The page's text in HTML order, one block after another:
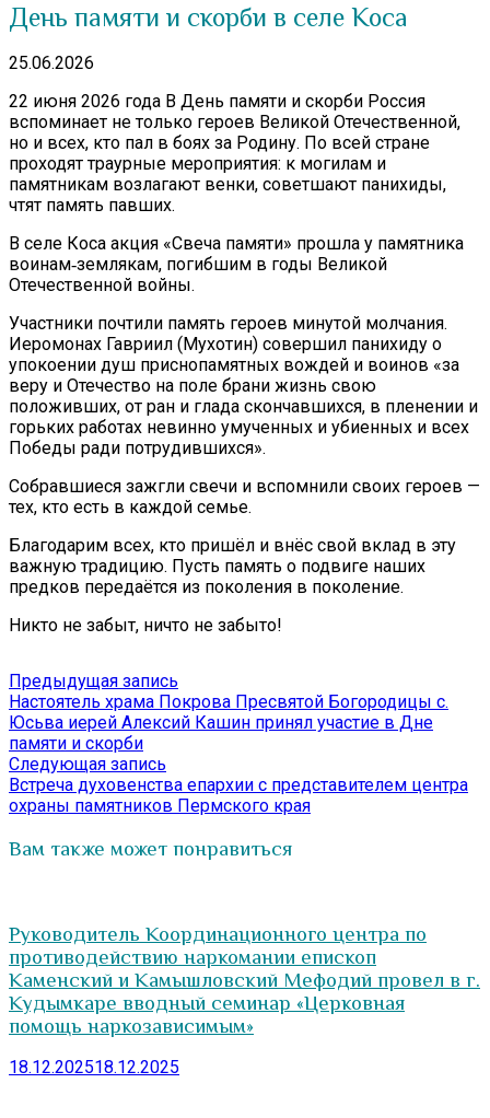
День памяти и скорби в селе Коса
25.06.2026
22 июня 2026 года В День памяти и скорби Россия
вспоминает не только героев Великой Отечественной,
но и всех, кто пал в боях за Родину. По всей стране
проходят траурные мероприятия: к могилам и
памятникам возлагают венки, советшают панихиды,
чтят память павших.
В селе Коса акция «Свеча памяти» прошла у памятника
воинам‑землякам, погибшим в годы Великой
Отечественной войны.
Участники почтили память героев минутой молчания.
Иеромонах Гавриил (Мухотин) совершил панихиду о
упокоении душ приснопамятных вождей и воинов «за
веру и Отечество на поле брани жизнь свою
положивших, от ран и глада скончавшихся, в пленении и
горьких работах невинно умученных и убиенных и всех
Победы ради потрудившихся».
Собравшиеся зажгли свечи и вспомнили своих героев —
тех, кто есть в каждой семье.
Благодарим всех, кто пришёл и внёс свой вклад в эту
важную традицию. Пусть память о подвиге наших
предков передаётся из поколения в поколение.
Никто не забыт, ничто не забыто!
Навигация
по
записям
Предыдущая запись
запись:
Настоятель храма Покрова Пресвятой Богородицы с.
Юсьва иерей Алексий Кашин принял участие в Дне
памяти и скорби
Следующая запись
запись:
Встреча духовенства епархии с представителем центра
охраны памятников Пермского края
Вам также может понравиться
Руководитель Координационного центра по
противодействию наркомании епископ
Каменский и Камышловский Мефодий провел в г.
Кудымкаре вводный семинар «Церковная
помощь наркозависимым»
18.12.202518.12.2025